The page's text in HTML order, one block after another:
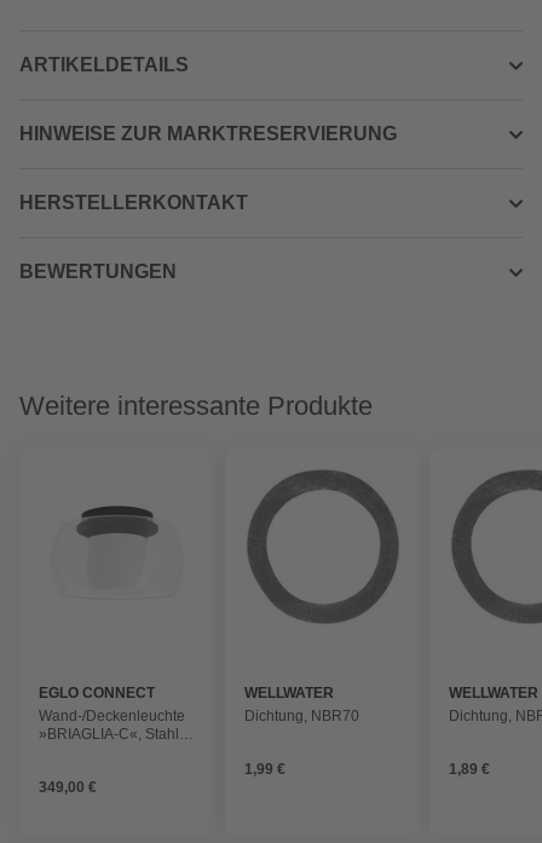
ARTIKELDETAILS
HINWEISE ZUR MARKTRESERVIERUNG
HERSTELLERKONTAKT
BEWERTUNGEN
Weitere interessante Produkte
EGLO CONNECT
Wand-/Deckenleuchte
»BRIAGLIA-C«, Stahl,
349,00 €
WELLWATER
Dichtung, NBR70
1,99 €
WELLWATER
Dichtung,
1,89 €